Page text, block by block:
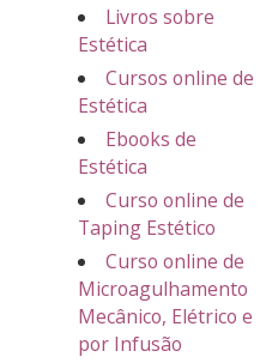
Livros sobre
Estética
Cursos online de
Estética
Ebooks de
Estética
Curso online de
Taping Estético
Curso online de
Microagulhamento
Mecânico, Elétrico e
por Infusão